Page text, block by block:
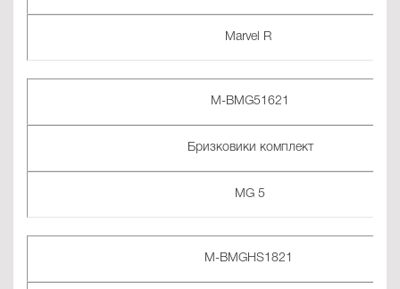
Marvel R
M-BMG51621
Бризковики комплект
MG 5
M-BMGHS1821